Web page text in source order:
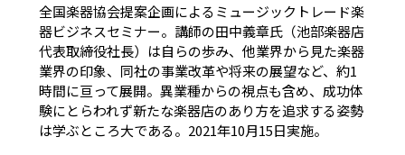
全国楽器協会提案企画によるミュージックトレード楽
器ビジネスセミナー。講師の田中義章氏（池部楽器店
代表取締役社長）は自らの歩み、他業界から見た楽器
業界の印象、同社の事業改革や将来の展望など、約1
時間に亘って展開。異業種からの視点も含め、成功体
験にとらわれず新たな楽器店のあり方を追求する姿勢
は学ぶところ大である。2021年10月15日実施。